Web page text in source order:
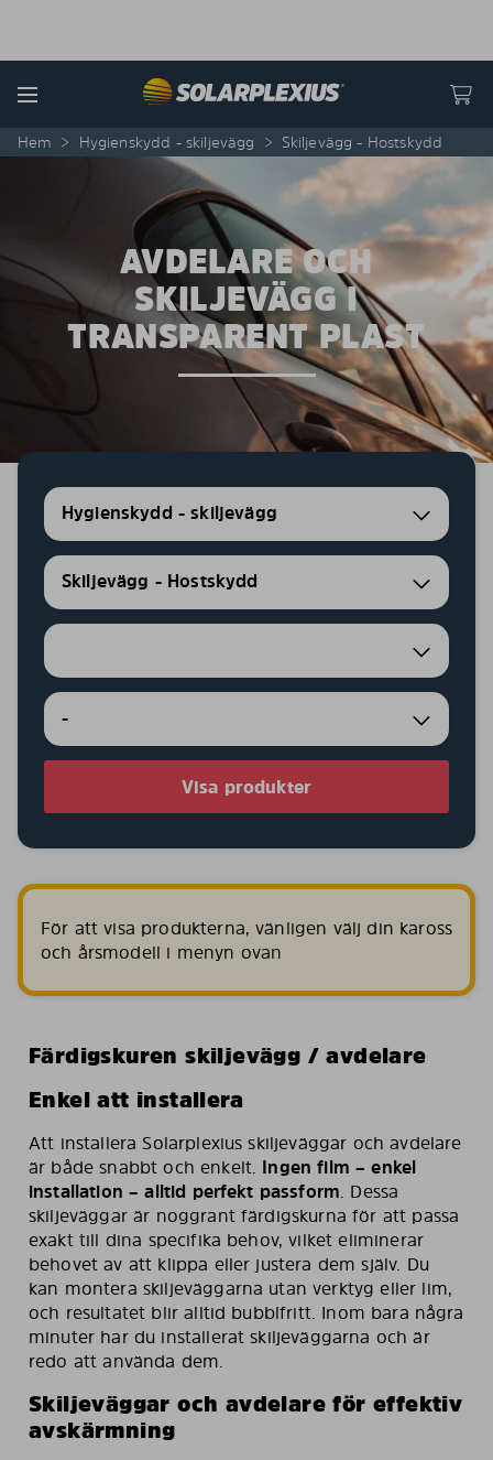
Menu
Hem > Hygienskydd - skiljevägg > Skiljevägg - Hostskydd
AVDELARE OCH
SKILJEVÄGG I
TRANSPARENT PLAST
Hygienskydd - skiljevägg
Skiljevägg - Hostskydd
-
Visa produkter
För att visa produkterna, vänligen välj din kaross
och årsmodell i menyn ovan
Färdigskuren skiljevägg / avdelare
Enkel att installera
Att installera Solarplexius skiljeväggar och avdelare
är både snabbt och enkelt. Ingen film – enkel
installation – alltid perfekt passform. Dessa
skiljeväggar är noggrant färdigskurna för att passa
exakt till dina specifika behov, vilket eliminerar
behovet av att klippa eller justera dem själv. Du
kan montera skiljeväggarna utan verktyg eller lim,
och resultatet blir alltid bubblfritt. Inom bara några
minuter har du installerat skiljeväggarna och är
redo att använda dem.
Skiljeväggar och avdelare för effektiv
avskärmning